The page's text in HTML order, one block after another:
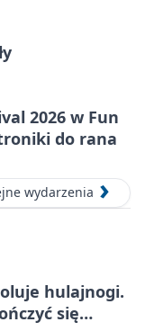
2026 w Fun
do rana
wydarzenia
hulajnogi.
się